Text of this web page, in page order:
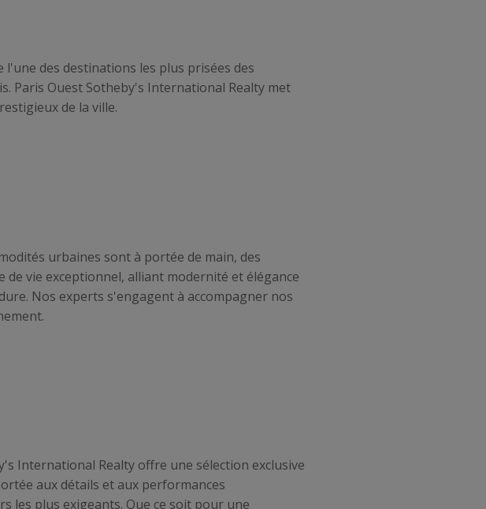
des destinations les plus prisées des
Paris Ouest Sotheby's International Realty met
de la ville.
urbaines sont à portée de main, des
vie exceptionnel, alliant modernité et élégance
Nos experts s'engagent à accompagner nos
International Realty offre une sélection exclusive
aux détails et aux performances
les plus exigeants. Que ce soit pour une